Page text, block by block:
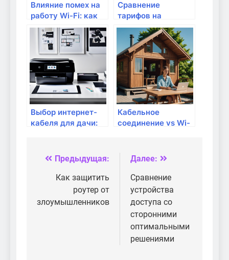
Влияние помех на
работу Wi-Fi: как
улучшить
стабильность
соединения
Сравнение
тарифов на
интернет: какой
выбрать?
Выбор интернет-
кабеля для дачи:
Кабельное
соединение vs Wi-
Навигация
записям
Предыдущая:
Как защитить
роутер от
злоумышленников
Далее:
Сравнение
устройства
доступа со
сторонними
оптимальными
решениями